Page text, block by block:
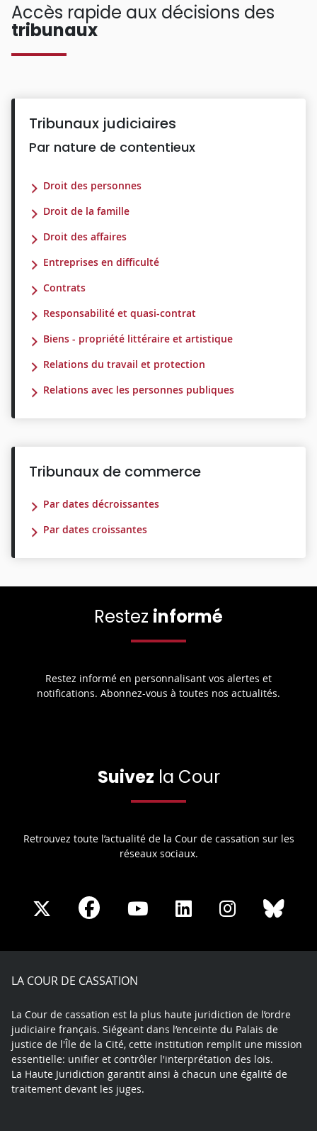
Accès rapide aux décisions des
tribunaux
Tribunaux judiciaires
Par nature de contentieux
Droit des personnes
Droit de la famille
Droit des affaires
Entreprises en difficulté
Contrats
Responsabilité et quasi-contrat
Biens - propriété littéraire et artistique
Relations du travail et protection
Relations avec les personnes publiques
Tribunaux de commerce
Par dates décroissantes
Par dates croissantes
Restez informé
Restez informé en personnalisant vos alertes et
notifications. Abonnez-vous à toutes nos actualités.
Suivez la Cour
Retrouvez toute l’actualité de la Cour de cassation sur les
réseaux sociaux.
Share
X
Share
Facebook
Share
Youtube
Share
LinkedIn
Share
Instagram
LA COUR DE CASSATION
La Cour de cassation est la plus haute juridiction de l’ordre
judiciaire français. Siégeant dans l’enceinte du Palais de
justice de l'Île de la Cité, cette institution remplit une mission
essentielle: unifier et contrôler l'interprétation des lois.
La Haute Juridiction garantit ainsi à chacun une égalité de
traitement devant les juges.